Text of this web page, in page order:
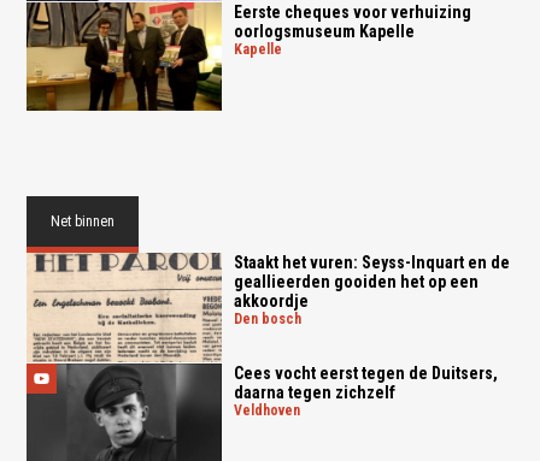
Eerste cheques voor verhuizing
oorlogsmuseum Kapelle
kapelle
Net binnen
Staakt het vuren: Seyss-Inquart en de
geallieerden gooiden het op een
akkoordje
den bosch
Cees vocht eerst tegen de Duitsers,
daarna tegen zichzelf
veldhoven